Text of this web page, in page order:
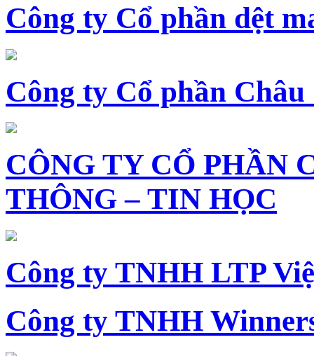
Công ty Cổ phần dệt
Công ty Cổ phần Châu
CÔNG TY CỔ PHẦN
THÔNG – TIN HỌC
Công ty TNHH LTP
Công ty TNHH